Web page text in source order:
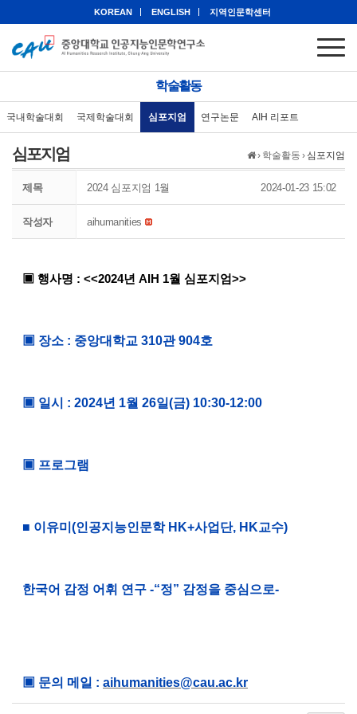
KOREAN ENGLISH 지역인문학센터
학술활동
국내학술대회 국제학술대회 심포지엄 연구논문 AIH 리포트
› 학술활동 › 심포지엄
심포지엄
제목 2024 심포지엄 1월 2024-01-23 15:02
작성자 aihumanities
▣ 행사명 : <<2024년 AIH 1월 심포지엄>>
▣ 장소 : 중앙대학교 310관 904호
▣ 일시 : 2024년 1월 26일(금) 10:30-12:00
▣ 프로그램
■ 이유미(인공지능인문학 HK+사업단, HK교수)
한국어 감정 어휘 연구 -“정” 감정을 중심으로-
▣ 문의 메일 : aihumanities@cau.ac.kr